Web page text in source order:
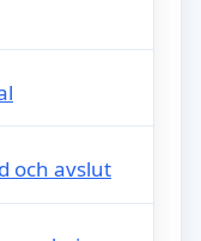
och avslut